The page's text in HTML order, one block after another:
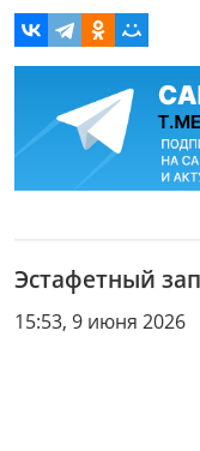
Эстафетный
15:53, 9 июня 2026